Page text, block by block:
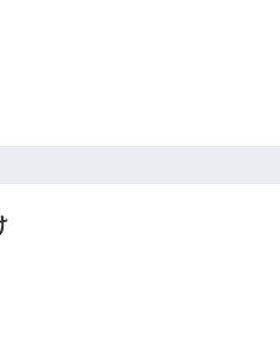
よ」私「はあ」→警察に行き、
れが…｜生活｜ヌルポあんてな
と、嫁と嫁両親と知らない男が